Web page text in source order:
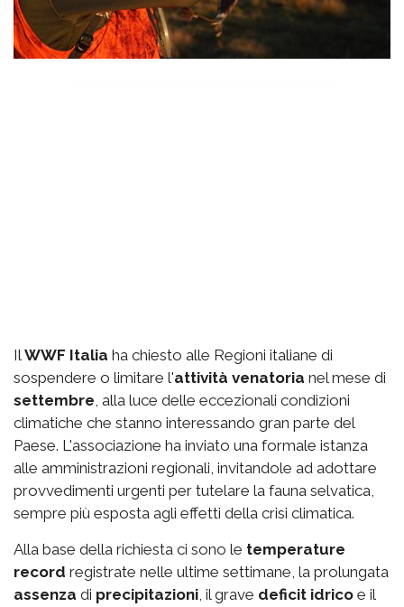
IlWWF Italia ha chiesto alle Regioni italiane di
sospendere o limitare l'attività venatoria nel mese di
settembre, alla luce delle eccezionali condizioni
climatiche che stanno interessando gran parte del
Paese. L'associazione ha inviato una formale istanza
alle amministrazioni regionali, invitandole ad adottare
provvedimenti urgenti per tutelare la fauna selvatica,
sempre più esposta agli effetti della crisi climatica.
Alla base della richiesta ci sono le temperature
record registrate nelle ultime settimane, la prolungata
assenza di precipitazioni, il grave deficit idrico e il